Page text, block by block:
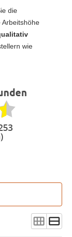
die
Arbeitshöhe
wie